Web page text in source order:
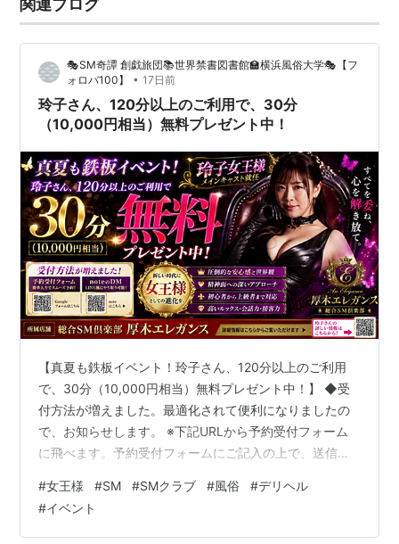
🎭SM奇譚 創戯旅団📚世界禁書図書館🏫横浜風俗大学🎭【フ
ォロバ100】
• 17日前
玲子さん、120分以上のご利用で、30分
（10,000円相当）無料プレゼント中！
【真夏も鉄板イベント！玲子さん、120分以上のご利用
で、30分（10,000円相当）無料プレゼント中！】 ◆受
付方法が増えました。最適化されて便利になりましたの
で、お知らせします。 ※下記URLから予約受付フォーム
に飛べます。予約受付フォームにご記入の上で、送信を
で、ご利用下さいませ。
https://docs.google.com/forms/d/1N7T2O5OMNzSPD
yl87mZKzhYFLLEujtvD_yMxWd0kScs noteのDMからも
#女王様 #SM #SMクラブ #風俗 #デリヘル
#イベント